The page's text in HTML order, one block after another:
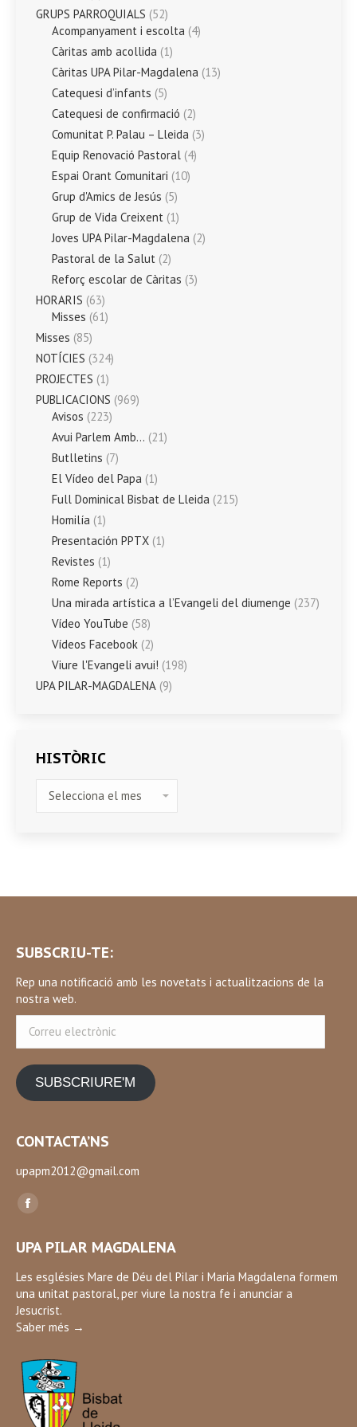
GRUPS PARROQUIALS (52)
Acompanyament i escolta (4)
Càritas amb acollida (1)
Càritas UPA Pilar-Magdalena (13)
Catequesi d’infants (5)
Catequesi de confirmació (2)
Comunitat P. Palau – Lleida (3)
Equip Renovació Pastoral (4)
Espai Orant Comunitari (10)
Grup d'Amics de Jesús (5)
Grup de Vida Creixent (1)
Joves UPA Pilar-Magdalena (2)
Pastoral de la Salut (2)
Reforç escolar de Càritas (3)
HORARIS (63)
Misses (61)
Misses (85)
NOTÍCIES (324)
PROJECTES (1)
PUBLICACIONS (969)
Avisos (223)
Avui Parlem Amb… (21)
Butlletins (7)
El Vídeo del Papa (1)
Full Dominical Bisbat de Lleida (215)
Homilía (1)
Presentación PPTX (1)
Revistes (1)
Rome Reports (2)
Una mirada artística a l’Evangeli del diumenge (237)
Vídeo YouTube (58)
Vídeos Facebook (2)
Viure l'Evangeli avui! (198)
UPA PILAR-MAGDALENA (9)
HISTÒRIC
SUBSCRIU-TE:
Rep una notificació amb les novetats i actualitzacions de la
nostra web.
electrònic
SUBSCRIURE'M
CONTACTA’NS
upapm2012@gmail.com
Find us on:
Facebook
opens
in
new
window
UPA PILAR MAGDALENA
Les esglésies Mare de Déu del Pilar i Maria Magdalena formem
una unitat pastoral, per viure la nostra fe i anunciar a
Jesucrist.
Saber més →